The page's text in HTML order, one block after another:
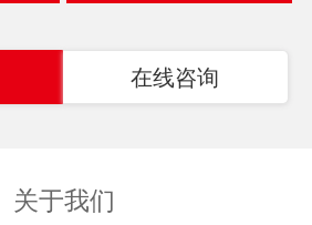
在线咨询
关于我们